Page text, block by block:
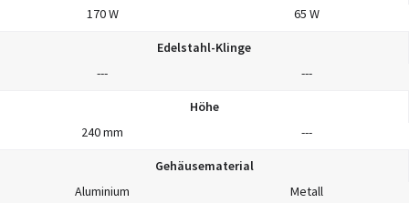
170 W
65 W
Edelstahl-Klinge
---
---
Höhe
240 mm
---
Gehäusematerial
Aluminium
Metall